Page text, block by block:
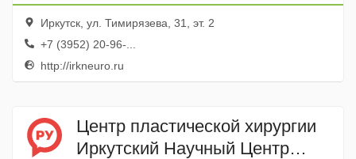
Иркутск, ул. Тимирязева, 31, эт. 2
+7 (3952) 20-96-...
http://irkneuro.ru
Центр пластической хирургии
Иркутский Научный Центр